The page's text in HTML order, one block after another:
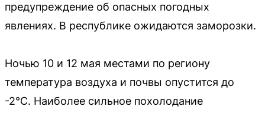
предупреждение об опасных погодных
явлениях. В республике ожидаются заморозки.
Ночью 10 и 12 мая местами по региону
температура воздуха и почвы опустится до
-2°С. Наиболее сильное похолодание